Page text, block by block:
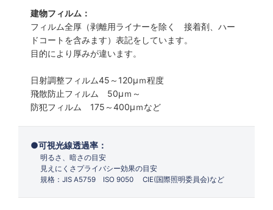
建物フィルム：
フィルム全厚（剥離用ライナーを除く 接着剤、ハー
ドコートを含みます）表記をしています。
目的により厚みが違います。
日射調整フィルム45～120µｍ程度
飛散防止フィルム 50µｍ～
防犯フィルム 175～400µｍなど
可視光線透過率：
明るさ、暗さの目安
見えにくさプライバシー効果の目安
規格：JIS A5759 ISO 9050 CIE(国際照明委員会)など